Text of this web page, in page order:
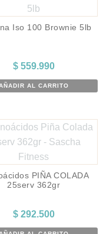
Iso 100 Brownie 5lb
$559.990
AL CARRITO
PIÑA COLADA
25serv 362gr
$292.500